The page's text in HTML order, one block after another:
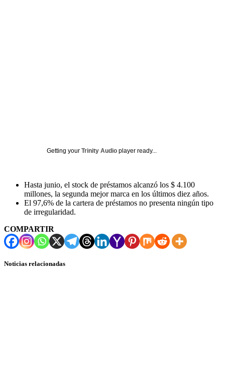
Getting your Trinity Audio player ready...
Hasta junio, el stock de préstamos alcanzó los $ 4.100
millones, la segunda mejor marca en los últimos diez años.
El 97,6% de la cartera de préstamos no presenta ningún tipo
de irregularidad.
COMPARTIR
Noticias relacionadas